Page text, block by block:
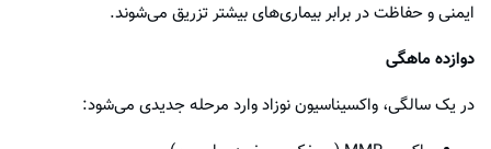
ایمنی و حفاظت در برابر بیماری‌های بیشتر تزریق می‌شوند.
دوازده ماهگی
در یک سالگی، واکسیناسیون نوزاد وارد مرحله جدیدی می‌شود: